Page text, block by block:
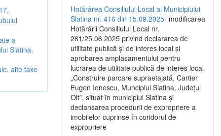
a
Slatina,
alte taxe
Hotărârea Consiliului Local al Municipiului
Slatina nr. 416 din 15.09.2025- modificarea
Hotărârii Consiliului Local nr.
261/25.06.2025 privind declararea de
utilitate publică și de interes local și
aprobarea amplasamentului pentru
lucrarea de utilitate publică de interes local
„Construire parcare supraetajată, Cartier
Eugen Ionescu, Muncipiul Slatina, Județul
Olt”, situat în municipiul Slatina și
declanșarea procedurii de expropriere a
imobilelor cuprinse în coridorul de
expropriere